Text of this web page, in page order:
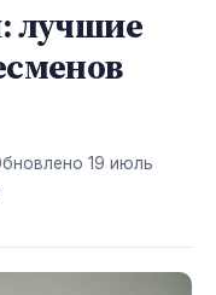
лучшие
19 июль